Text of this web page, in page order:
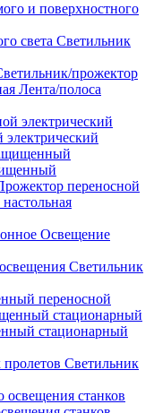
и поверхностного
Светильник
прожектор
Лента/полоса
переносной
Освещение
Светильник
переносной
стационарный
Светильник